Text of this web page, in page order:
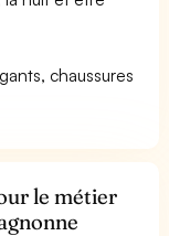
chaussures
le métier